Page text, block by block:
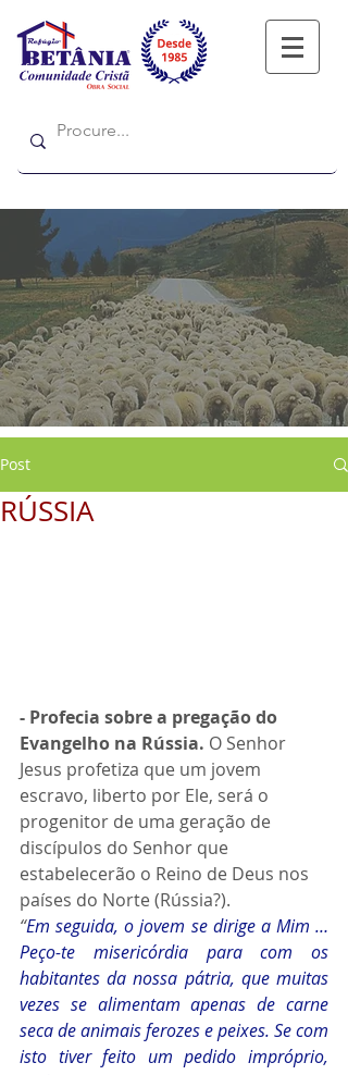
Refugio
Post
RÚSSIA
- Profecia sobre a pregação do
Evangelho na Rússia. O Senhor
Jesus profetiza que um jovem
escravo, liberto por Ele, será o
progenitor de uma geração de
discípulos do Senhor que
estabelecerão o Reino de Deus nos
países do Norte (Rússia?).
“Em seguida, o jovem se dirige a Mim …
Peço-te misericórdia para com os
habitantes da nossa pátria, que muitas
vezes se alimentam apenas de carne
seca de animais ferozes e peixes. Se com
isto tiver feito um pedido impróprio,